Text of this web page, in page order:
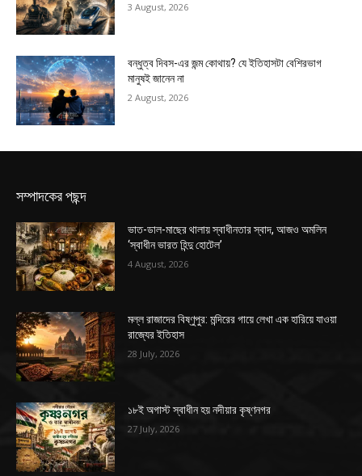
3 August, 2026
বন্ধুত্ব দিবস-এর জন্ম কোথায়? যে ইতিহাসটা বেশিরভাগ
মানুষই জানেন না
2 August, 2026
সম্পাদকের পছন্দ
ভাত-ডাল-মাছের থালায় স্বাধীনতার স্বাদ, আজও অমলিন
‘স্বাধীন ভারত হিন্দু হোটেল’
4 August, 2026
মল্ল রাজাদের বিষ্ণুপুর: মন্দিরের গায়ে লেখা এক হারিয়ে যাওয়া
রাজ্যের ইতিহাস
28 July, 2026
১৮ই অগাস্ট স্বাধীন হয় নদীয়ার কৃষ্ণনগর
27 July, 2026